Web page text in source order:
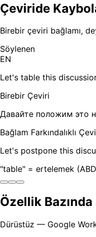
Çeviride
Birebir çeviri bağlamı,
Söylenen
EN
Let's table this
Birebir Çeviri
Давайте положим это
Bağlam Farkındalıklı
Let's postpone this
"table" = ertelemek
Özellik Bazında
Dürüstüz — Google